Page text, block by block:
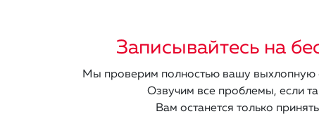
Записывайтесь на
Мы проверим полностью вашу выхлопную
Озвучим все проблемы, если
Вам останется только